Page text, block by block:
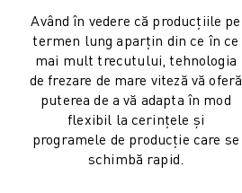
VOPSIRE
PALETIZARE
SUDARE PRIN PUNCTE
INSPECȚIE VIDEO
TĂIEREA CU FIR EDM
STUDII DE CAZ
SERVICIU CLIENȚI
Având în vedere că producțiile pe
termen lung aparțin din ce în ce
mai mult trecutului, tehnologia
de frezare de mare viteză vă oferă
puterea de a vă adapta în mod
flexibil la cerințele și
programele de producție care se
schimbă rapid.